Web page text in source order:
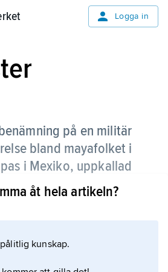
Logga in
på en militär
bland mayafolket i
i Mexiko, uppkallad
Zapatisterna krävde
åt hela artikeln?
kunskap.